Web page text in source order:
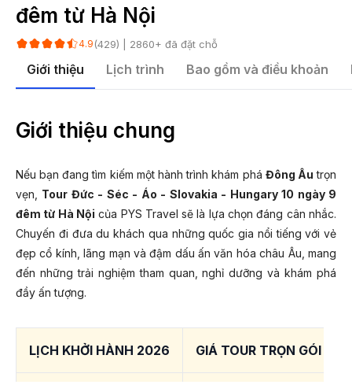
đêm từ Hà Nội
4.9 (429) | 2860+ đã đặt chỗ
Giới thiệu Lịch trình Bao gồm và điều khoản
Giới thiệu chung
Nếu bạn đang tìm kiếm một hành trình khám phá Đông Âu trọn
vẹn, Tour Đức - Séc - Áo - Slovakia - Hungary 10 ngày 9
đêm từ Hà Nội của PYS Travel sẽ là lựa chọn đáng cân nhắc.
Chuyến đi đưa du khách qua những quốc gia nổi tiếng với vẻ
đẹp cổ kính, lãng mạn và đậm dấu ấn văn hóa châu Âu, mang
đến những trải nghiệm tham quan, nghỉ dưỡng và khám phá
đầy ấn tượng.
LỊCH KHỞI HÀNH 2026 GIÁ TOUR TRỌN GÓI